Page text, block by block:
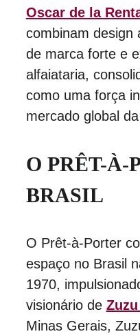
Oscar de la
combinam design
de marca forte e
alfaiataria,
como uma força
mercado global
O PRÊT-À-
BRASIL
O Prêt-à-Porter
espaço no Brasil
1970,
visionário de Zuzu
Minas Gerais,